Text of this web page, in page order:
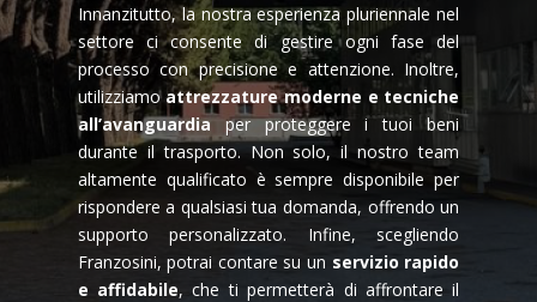
Innanzitutto, la nostra esperienza pluriennale nel
settore ci consente di gestire ogni fase del
processo con precisione e attenzione. Inoltre,
utilizziamoattrezzature moderne e tecniche
all’avanguardiaper proteggere i tuoi beni
durante il trasporto. Non solo, il nostro team
altamente qualificato è sempre disponibile per
rispondere a qualsiasi tua domanda, offrendo un
supporto personalizzato. Infine, scegliendo
Franzosini, potrai contare su un servizio rapido
e affidabile, che ti permetterà di affrontare il